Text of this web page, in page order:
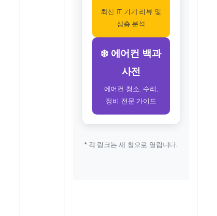
최신 IT 기기 리뷰 및
심층 분석
❄️ 에어컨 백과
사전
에어컨 청소, 수리,
정비 전문 가이드
* 각 링크는 새 창으로 열립니다.